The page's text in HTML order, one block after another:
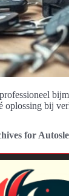
oplossing bij
for